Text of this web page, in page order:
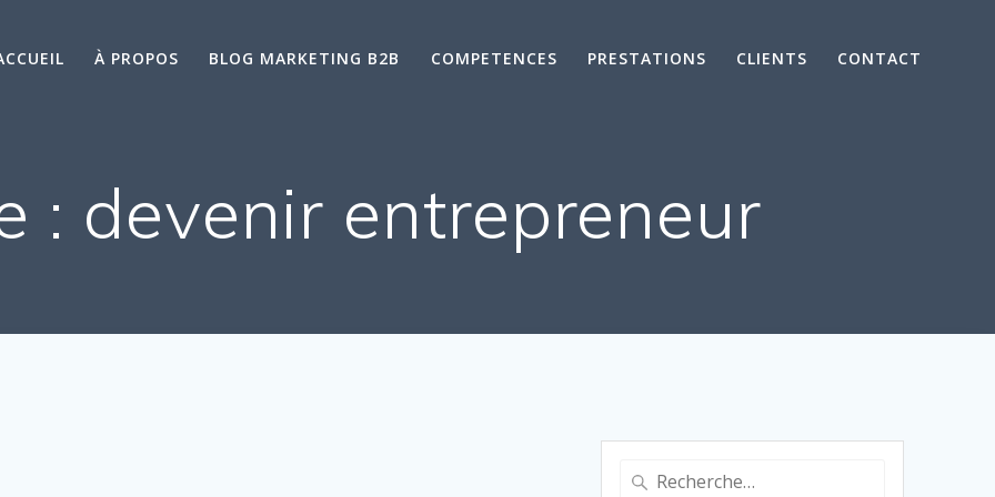
À PROPOS BLOG MARKETING B2B COMPETENCES PRESTATIONS CLIENTS CONTACT
: devenir entrepreneur
Recherche